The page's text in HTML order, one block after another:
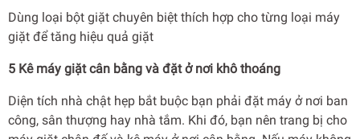
Dùng loại bột giặt chuyên biệt thích hợp cho từng loại máy
giặt để tăng hiệu quả giặt
5 Kê máy giặt cân bằng và đặt ở nơi khô thoáng
Diện tích nhà chật hẹp bắt buộc bạn phải đặt máy ở nơi ban
công, sân thượng hay nhà tắm. Khi đó, bạn nên trang bị cho